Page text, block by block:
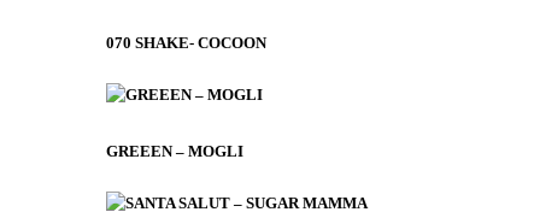
070 SHAKE- COCOON
GREEEN – MOGLI